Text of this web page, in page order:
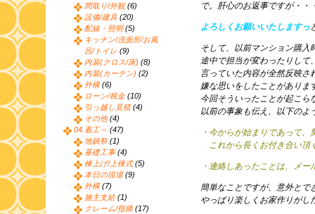
で。肝心のお返事ですが・・
よろしくお願いいたしますっ
そして、以前マンション購入
途中で担当が変わったりして
言っていた内容が全然反映さ
嫌な思いをしたことがありま
今回そういったことが起こら
以前の事象も伝え、以下のよ
・今からが始まりであって
これから長くお付き合い頂
・連絡しあったことは、メ
簡単なことですが、意外とで
やっぱり楽しくお家作りがし
間取り/外観 (6)
設備/建具 (20)
配線・照明(5)
キッチン/洗面所/お風
呂/トイレ (9)
内装(クロス/床) (8)
内装(カーテン) (2)
外構(6)
ローン/税金(10)
引っ越し見積(4)
その他 (4)
04.着工～ (47)
地鎮祭 (1)
基礎工事(4)
棟上げ/上棟式(5)
本日の現場(9)
外構(7)
施主支給(1)
クレーム/指摘(17)